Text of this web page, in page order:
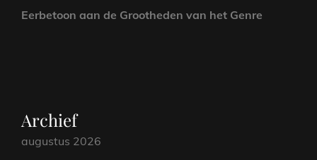
Eerbetoon aan de Grootheden van het Genre
Archief
augustus 2026